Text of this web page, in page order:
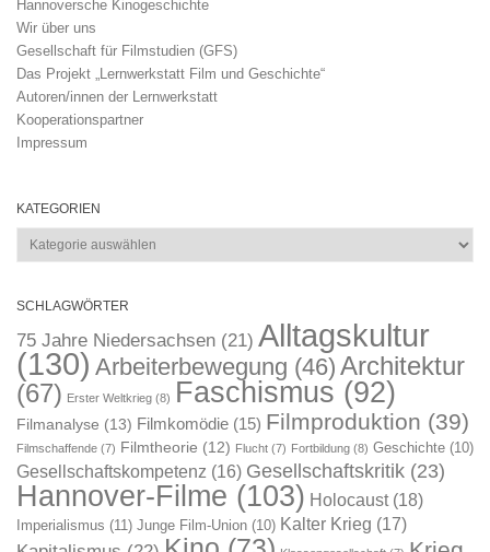
Hannoversche Kinogeschichte
Wir über uns
Gesellschaft für Filmstudien (GFS)
Das Projekt „Lernwerkstatt Film und Geschichte“
Autoren/innen der Lernwerkstatt
Kooperationspartner
Impressum
KATEGORIEN
Kategorien
SCHLAGWÖRTER
75 Jahre Niedersachsen (21) Alltagskultur
(130) Arbeiterbewegung (46) Architektur
(67) Erster Weltkrieg (8) Faschismus (92)
Filmanalyse (13) Filmkomödie (15) Filmproduktion (39)
Filmschaffende (7) Filmtheorie (12) Flucht (7) Fortbildung (8) Geschichte (10)
Gesellschaftskompetenz (16) Gesellschaftskritik (23)
Hannover-Filme (103) Holocaust(18)
Imperialismus (11) Junge Film-Union (10) Kalter Krieg (17)